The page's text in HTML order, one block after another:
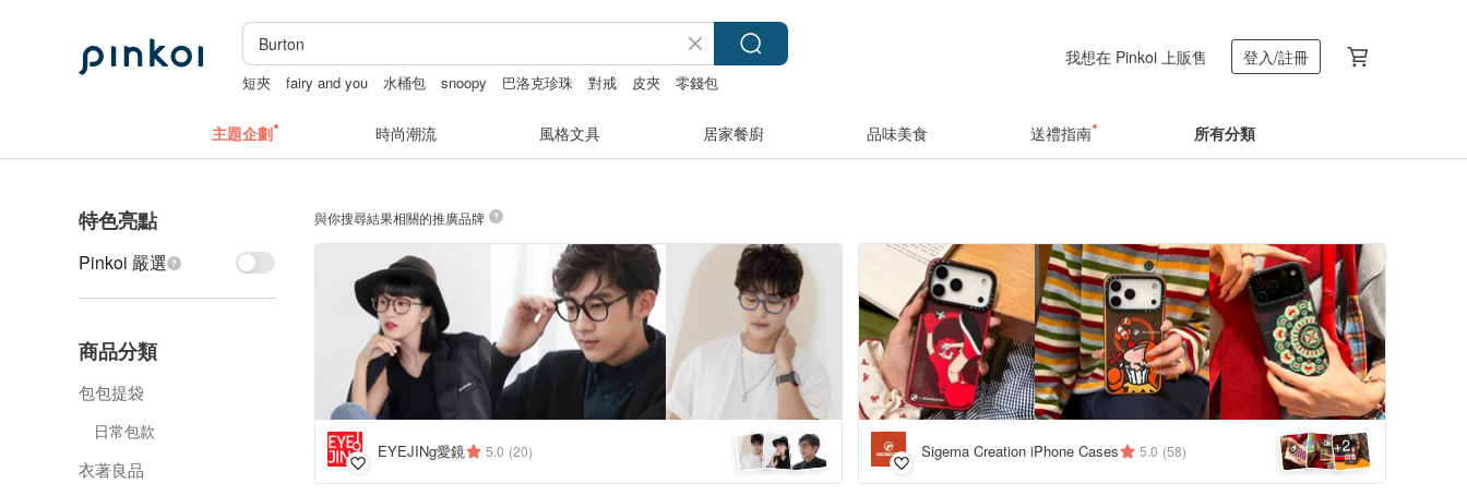
短夾 fairy and you 水桶包 snoopy 巴洛克珍珠 對戒 皮夾 零錢包
我想在 Pinkoi 上販售 登入/註冊
主題企劃 時尚潮流 風格文具 居家餐廚 品味美食 送禮指南 所有分類
特色亮點
Pinkoi 嚴選
商品分類
包包提袋
日常包款
衣著良品
與你搜尋結果相關的推廣品牌
EYEJINg愛鏡 5.0 (20) Sigema Creation iPhone Cases 5.0 (58) +2